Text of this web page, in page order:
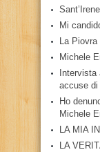
Mi
La
Michele
accuse di
Ho
Michele
LA MIA
LA